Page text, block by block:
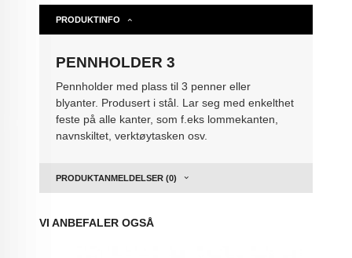
PRODUKTINFO
PENNHOLDER 3
Pennholder med plass til 3 penner eller
blyanter. Produsert i stål. Lar seg med enkelthet
feste på alle kanter, som f.eks lommekanten,
navnskiltet, verktøytasken osv.
PRODUKTANMELDELSER (0)
VI ANBEFALER OGSÅ